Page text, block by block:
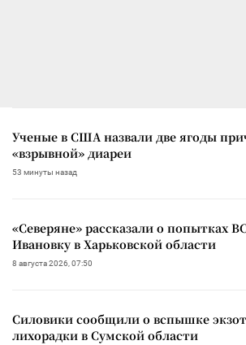
Ученые в США назвали две ягоды
«взрывной» диареи
53 минуты назад
«Северяне» рассказали о попытках
Ивановку в Харьковской области
8 августа 2026, 07:50
Силовики сообщили о вспышке
лихорадки в Сумской области